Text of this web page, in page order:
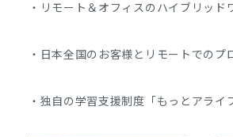
・リモート＆オフィスのハイブリッド
・日本全国のお客様とリモートでのプ
・独自の学習支援制度「もっとアライ